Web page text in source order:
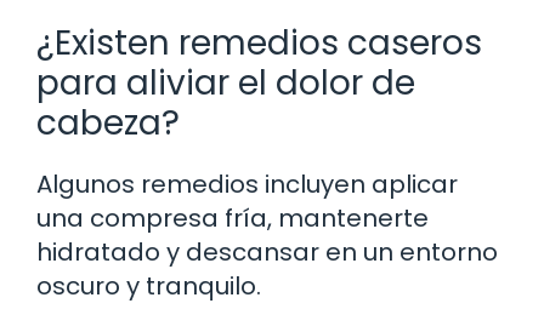
¿Existen remedios caseros
para aliviar el dolor de
cabeza?
Algunos remedios incluyen aplicar
una compresa fría, mantenerte
hidratado y descansar en un entorno
oscuro y tranquilo.